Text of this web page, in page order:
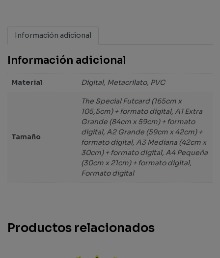
Información adicional
Información adicional
Material Digital, Metacrilato, PVC
Tamaño
The Special Futcard (165cm x
105,5cm) + formato digital, A1 Extra
Grande (84cm x 59cm) + formato
digital, A2 Grande (59cm x 42cm) +
formato digital, A3 Mediana (42cm x
30cm) + formato digital, A4 Pequeña
(30cm x 21cm) + formato digital,
Formato digital
Productos relacionados